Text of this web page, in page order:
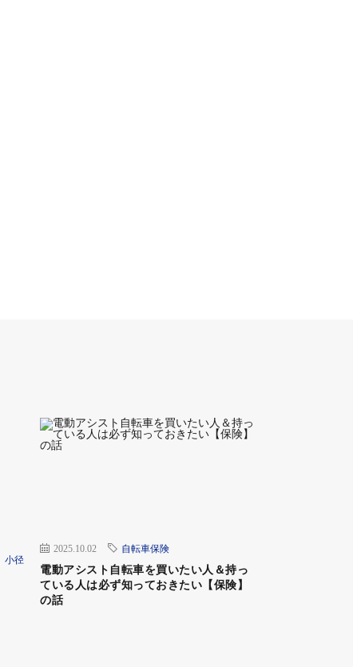
小径
2025.10.02 自転車保険
電動アシスト自転車を買いたい人＆持っ
ている人は必ず知っておきたい【保険】
の話